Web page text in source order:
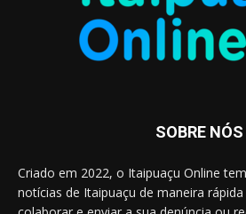
SOBRE NÓS
Criado em 2022, o Itaipuaçu Online
notícias de Itaipuaçu de maneira